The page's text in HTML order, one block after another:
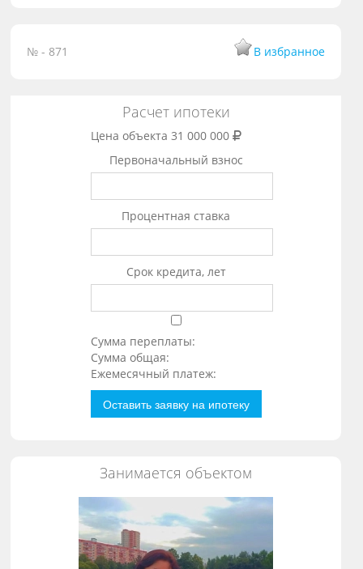
№ - 871 В избранное
Расчет ипотеки
Цена объекта 31 000 000
Первоначальный взнос
Процентная ставка
Срок кредита, лет
Сумма переплаты:
Сумма общая:
Ежемесячный платеж:
Оставить заявку на ипотеку
Занимается объектом